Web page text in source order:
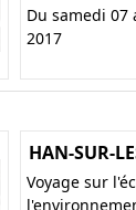
Du samedi 07
2017
HAN-SUR-
Voyage sur